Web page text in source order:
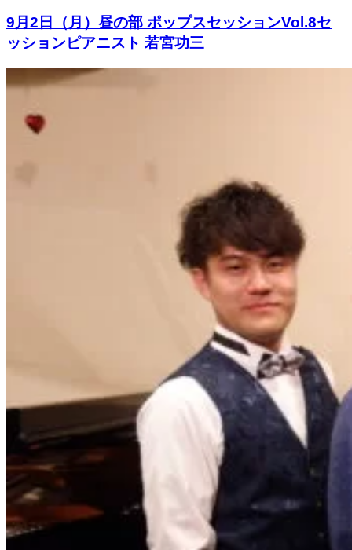
9月2日（月）昼の部 ポップスセッションVol.8セ
ッションピアニスト 若宮功三